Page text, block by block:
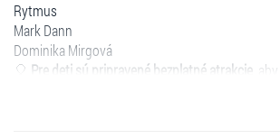
Rytmus
Mark Dann
Dominika Mirgová
🎈 Pre deti sú pripravené bezplatné atrakcie ,